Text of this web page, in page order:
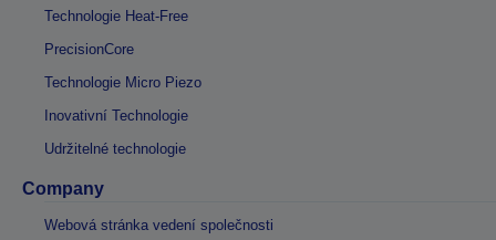
Technologie Heat-Free
PrecisionCore
Technologie Micro Piezo
Inovativní Technologie
Udržitelné technologie
Company
Webová stránka vedení společnosti